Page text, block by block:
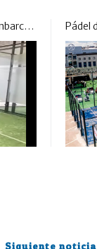
Ali Alegre desembarca en Joma: un nuevo fichaje para la marca española
Siguiente noticia